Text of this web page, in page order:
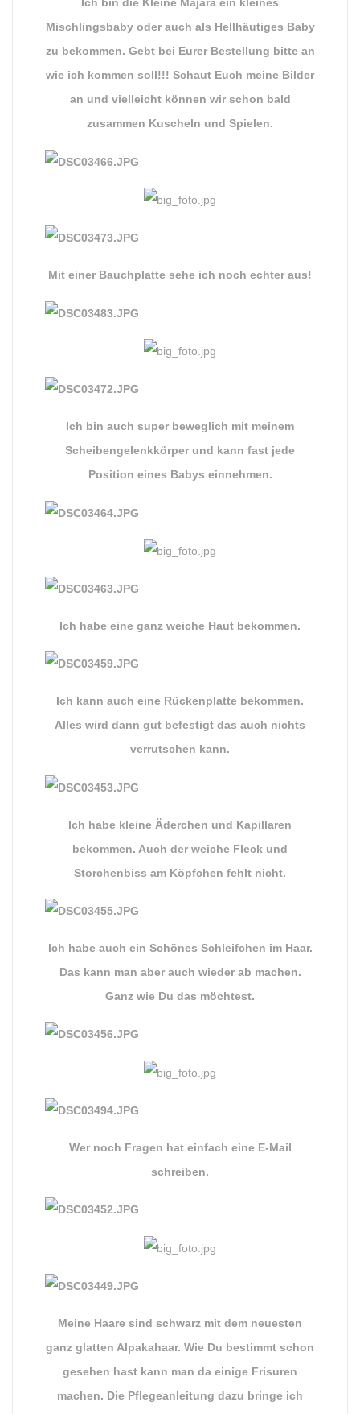
Ich bin die Kleine Majara ein kleines
Mischlingsbaby oder auch als Hellhäutiges Baby
zu bekommen. Gebt bei Eurer Bestellung bitte an
wie ich kommen soll!!! Schaut Euch meine Bilder
an und vielleicht können wir schon bald
zusammen Kuscheln und Spielen.
Mit einer Bauchplatte sehe ich noch echter aus!
Ich bin auch super beweglich mit meinem
Scheibengelenkkörper und kann fast jede
Position eines Babys einnehmen.
Ich habe eine ganz weiche Haut bekommen.
Ich kann auch eine Rückenplatte bekommen.
Alles wird dann gut befestigt das auch nichts
verrutschen kann.
Ich habe kleine Äderchen und Kapillaren
bekommen. Auch der weiche Fleck und
Storchenbiss am Köpfchen fehlt nicht.
Ich habe auch ein Schönes Schleifchen im Haar.
Das kann man aber auch wieder ab machen.
Ganz wie Du das möchtest.
Wer noch Fragen hat einfach eine E-Mail
schreiben.
Meine Haare sind schwarz mit dem neuesten
ganz glatten Alpakahaar. Wie Du bestimmt schon
gesehen hast kann man da einige Frisuren
machen. Die Pflegeanleitung dazu bringe ich